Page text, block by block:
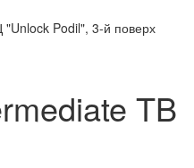
Podil", 3-й поверх
TB